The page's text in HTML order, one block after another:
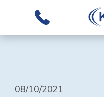
NOTRE
08/10/2021